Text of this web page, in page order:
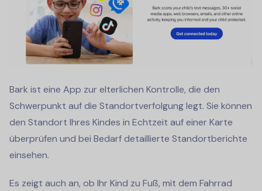
Bark ist eine App zur elterlichen Kontrolle, die den
Schwerpunkt auf die Standortverfolgung legt. Sie können
den Standort Ihres Kindes in Echtzeit auf einer Karte
überprüfen und bei Bedarf detaillierte Standortberichte
einsehen.
Es zeigt auch an, ob Ihr Kind zu Fuß, mit dem Fahrrad